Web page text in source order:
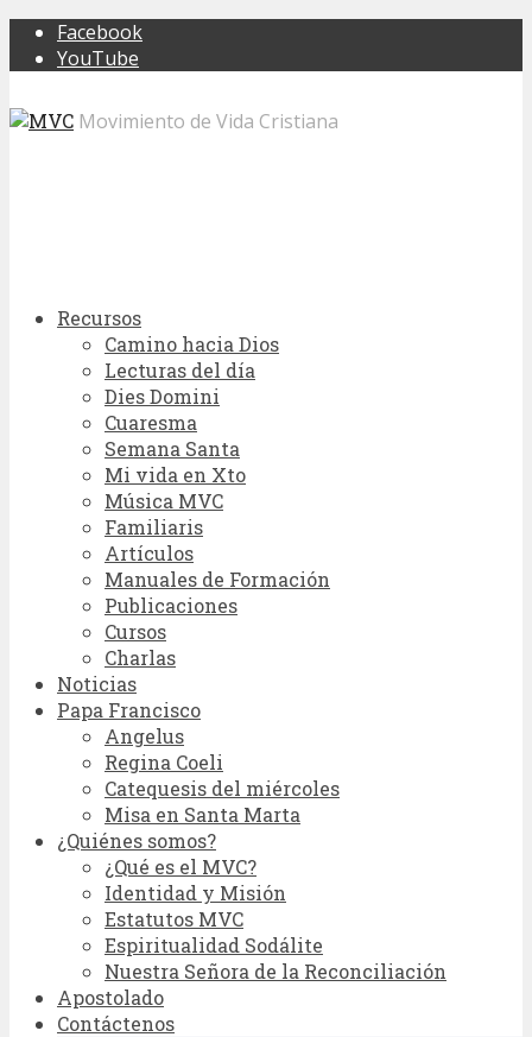
Facebook
YouTube
Movimiento de Vida Cristiana
Recursos
Camino hacia Dios
Lecturas del día
Dies Domini
Cuaresma
Semana Santa
Mi vida en Xto
Música MVC
Familiaris
Artículos
Manuales de Formación
Publicaciones
Cursos
Charlas
Noticias
Papa Francisco
Angelus
Regina Coeli
Catequesis del miércoles
Misa en Santa Marta
¿Quiénes somos?
¿Qué es el MVC?
Identidad y Misión
Estatutos MVC
Espiritualidad Sodálite
Nuestra Señora de la Reconciliación
Apostolado
Contáctenos